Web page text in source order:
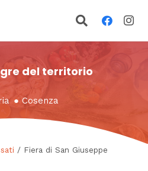
del territorio
● Cosenza
/ Fiera di San Giuseppe